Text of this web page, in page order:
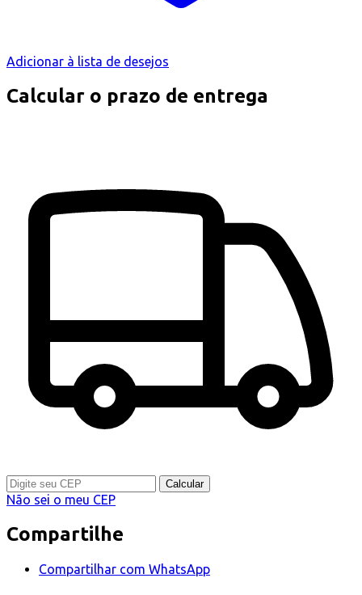
Adicionar à lista de desejos
Calcular o prazo de entrega
Calcular
Não sei o meu CEP
Compartilhe
Compartilhar com WhatsApp